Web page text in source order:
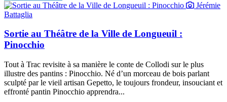
Jérémie
Battaglia
Sortie au Théâtre de la Ville de Longueuil :
Pinocchio
Tout à Trac revisite à sa manière le conte de Collodi sur le plus
illustre des pantins : Pinocchio. Né d’un morceau de bois parlant
sculpté par le vieil artisan Gepetto, le toujours frondeur, insouciant et
effronté pantin Pinocchio apprendra...